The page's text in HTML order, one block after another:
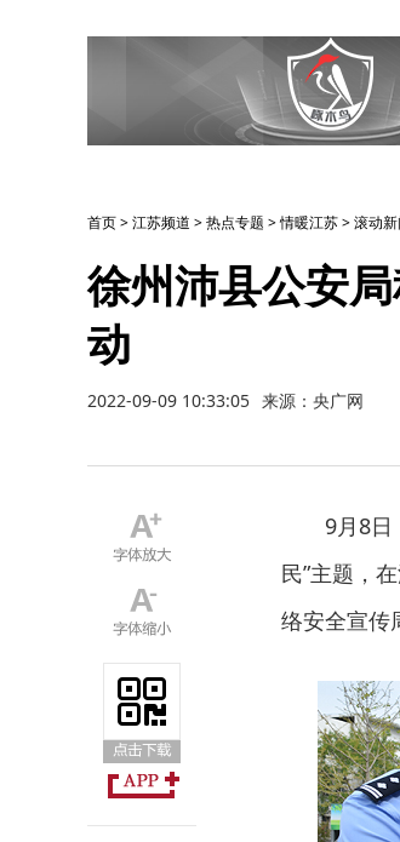
首页>江苏频道 >热点专题 >情暖江苏>滚动新
徐州沛县公安
动
2022-09-09 10:33:05 来源：央广网
9月8日
民”主题，
络安全宣传